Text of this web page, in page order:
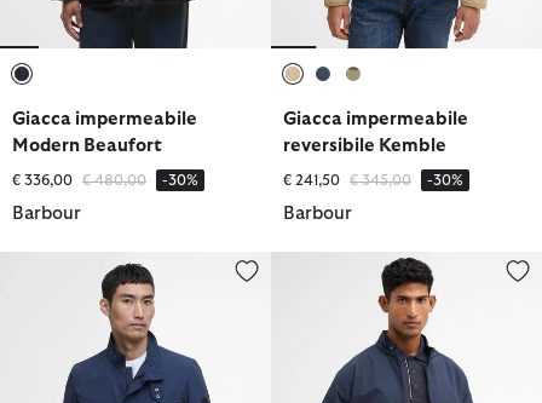
Giacca impermeabile
Modern Beaufort
€ 336,00 Prezzo ridotto da
€ 480,00a -30%
Barbour
Giacca impermeabile
reversibile Kemble
€ 241,50 Prezzo ridotto da
€ 345,00a -30%
Barbour
Giacca antipioggia Modern Duke Giacca estiva antipioggia